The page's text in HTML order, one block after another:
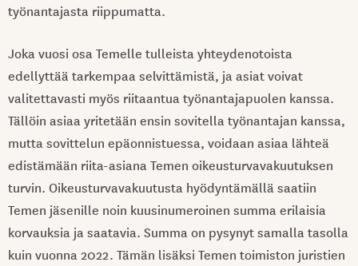
työnantajasta riippumatta.
Joka vuosi osa Temelle tulleista yhteydenotoista
edellyttää tarkempaa selvittämistä, ja asiat voivat
valitettavasti myös riitaantua työnantajapuolen kanssa.
Tällöin asiaa yritetään ensin sovitella työnantajan kanssa,
mutta sovittelun epäonnistuessa, voidaan asiaa lähteä
edistämään riita-asiana Temen oikeusturvavakuutuksen
turvin. Oikeusturvavakuutusta hyödyntämällä saatiin
Temen jäsenille noin kuusinumeroinen summa erilaisia
korvauksia ja saatavia. Summa on pysynyt samalla tasolla
kuin vuonna 2022. Tämän lisäksi Temen toimiston juristien